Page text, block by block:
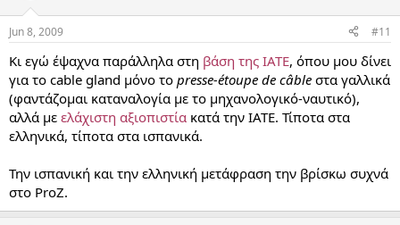
Jun 8, 2009 #11
Κι εγώ έψαχνα παράλληλα στη βάση της ΙΑΤΕ, όπου μου δίνει
για το cable gland μόνο το presse-étoupe de câble στα γαλλικά
(φαντάζομαι καταναλογία με το μηχανολογικό-ναυτικό),
αλλά με ελάχιστη αξιοπιστία κατά την ΙΑΤΕ. Τίποτα στα
ελληνικά, τίποτα στα ισπανικά.
Την ισπανική και την ελληνική μετάφραση την βρίσκω συχνά
στο ProZ.